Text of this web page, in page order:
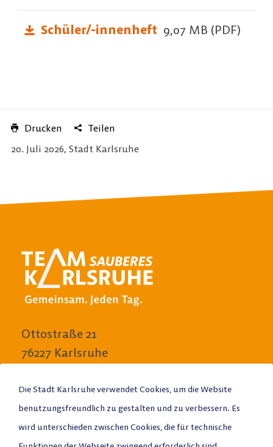
Schüler/-innenheft 9,07 MB (PDF)
Drucken
Teilen
20. Juli 2026, Stadt Karlsruhe
Ottostraße 21
76227 Karlsruhe
E-Mail schreiben
Anrufen
Die Stadt Karlsruhe verwendet Cookies, um die Website
benutzungsfreundlich zu gestalten und zu verbessern. Es
wird unterschieden zwischen Cookies, die für technische